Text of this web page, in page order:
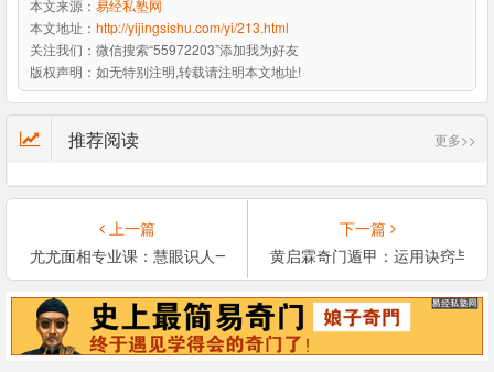
本文来源： 易经私塾网
本文地址： http://yijingsishu.com/yi/213.html
关注我们： 微信搜索“55972203”添加我为好友
版权声明： 如无特别注明,转载请注明本文地址!
推荐阅读 更多>>
上一篇
尤尤面相专业课：慧眼识人一生少走弯路
下一篇
黄启霖奇门遁甲：运用诀窍与时